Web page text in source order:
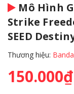
Mô Hình
Strike
SEED
Thương hiệu:
150.000₫